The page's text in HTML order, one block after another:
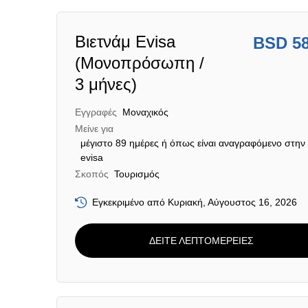
Βιετνάμ Evisa
(Μονοπρόσωπη /
3 μήνες)
BSD
Εγγραφές
Μοναχικός
Μείνε για
μέγιστο 89 ημέρες ή όπως είναι αναγραφόμενο στην
evisa
Σκοπός Τουρισμός
Εγκεκριμένο από Κυριακή, Αύγουστος 16, 2026
ΔΕΙΤΕ ΛΕΠΤΟΜΕΡΕΙΕΣ